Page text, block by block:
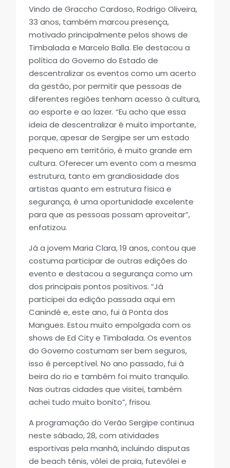
Vindo de Graccho Cardoso, Rodrigo Oliveira,
33 anos, também marcou presença,
motivado principalmente pelos shows de
Timbalada e Marcelo Balla. Ele destacou a
política do Governo do Estado de
descentralizar os eventos como um acerto
da gestão, por permitir que pessoas de
diferentes regiões tenham acesso à cultura,
ao esporte e ao lazer. “Eu acho que essa
ideia de descentralizar é muito importante,
porque, apesar de Sergipe ser um estado
pequeno em território, é muito grande em
cultura. Oferecer um evento com a mesma
estrutura, tanto em grandiosidade dos
artistas quanto em estrutura física e
segurança, é uma oportunidade excelente
para que as pessoas possam aproveitar”,
enfatizou.
Já a jovem Maria Clara, 19 anos, contou que
costuma participar de outras edições do
evento e destacou a segurança como um
dos principais pontos positivos. “Já
participei da edição passada aqui em
Canindé e, este ano, fui à Ponta dos
Mangues. Estou muito empolgada com os
shows de Ed City e Timbalada. Os eventos
do Governo costumam ser bem seguros,
isso é perceptível. No ano passado, fui à
beira do rio e também foi muito tranquilo.
Nas outras cidades que visitei, também
achei tudo muito bonito”, frisou.
A programação do Verão Sergipe continua
neste sábado, 28, com atividades
esportivas pela manhã, incluindo disputas
de beach tênis, vôlei de praia, futevôlei e